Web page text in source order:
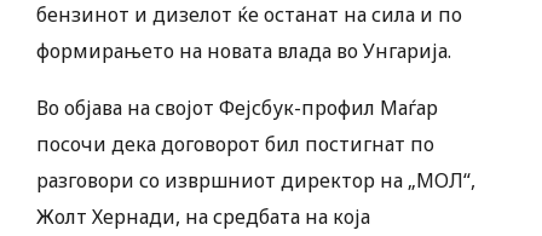
бензинот и дизелот ќе останат на сила и по
формирањето на новата влада во Унгарија.
Во објава на својот Фејсбук-профил Маѓар
посочи дека договорот бил постигнат по
разговори со извршниот директор на „МОЛ“,
Жолт Хернади, на средбата на која